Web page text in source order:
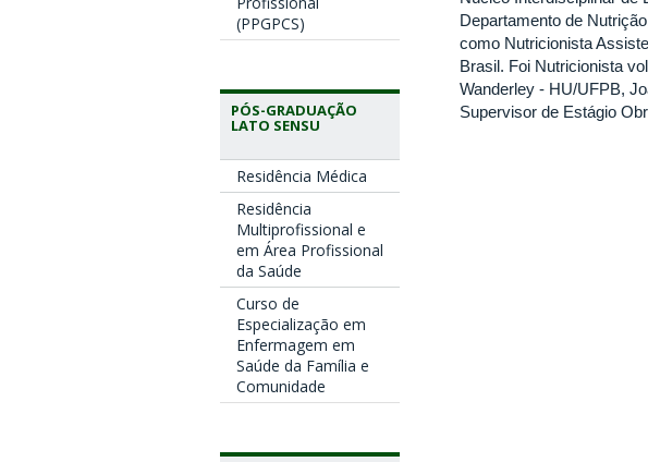
(PPGPCS)
PÓS-GRADUAÇÃO
LATO SENSU
Residência Médica
Residência
Multiprofissional e
em Área Profissional
da Saúde
Curso de
Especialização em
Enfermagem em
Saúde da Família e
Comunidade
Departamento de
como Nutricionista
Brasil. Foi Nutricionista
Wanderley - HU/UFPB,
Supervisor de Estágio